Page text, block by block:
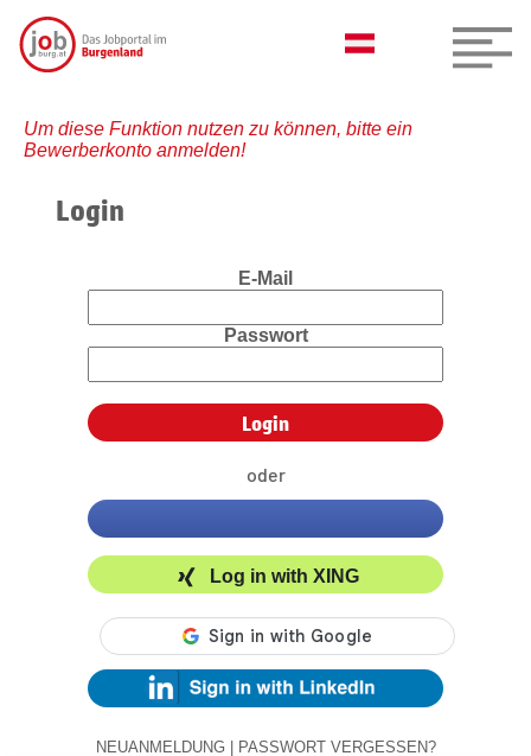
Um diese Funktion nutzen zu können, bitte ein
Bewerberkonto anmelden!
Login
E-Mail
Passwort
oder
Log in with XING
NEUANMELDUNG | PASSWORT VERGESSEN?